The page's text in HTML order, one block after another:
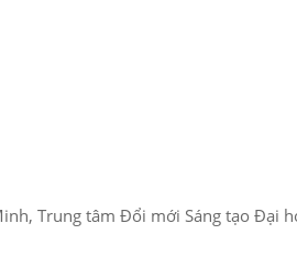
Trung tâm Đổi mới Sáng tạo Đại